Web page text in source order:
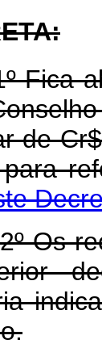
Fica
de
Os